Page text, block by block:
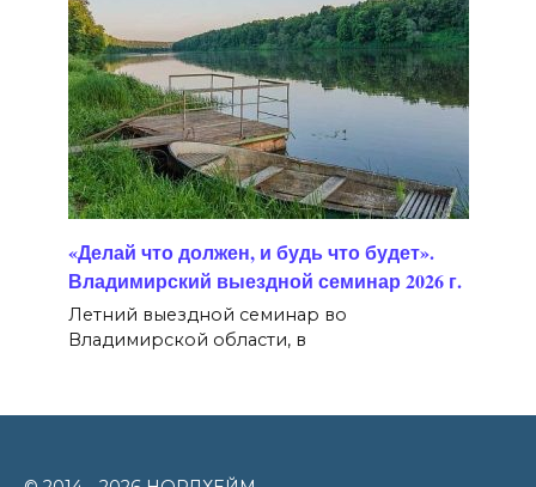
«Делай что должен, и будь что будет».
Владимирский выездной семинар 2026 г.
Летний выездной семинар во
Владимирской области, в